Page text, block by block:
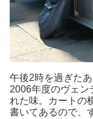
午後2時を過ぎた
2006年度のヴェン
れた味。カートの
書いてあるので、